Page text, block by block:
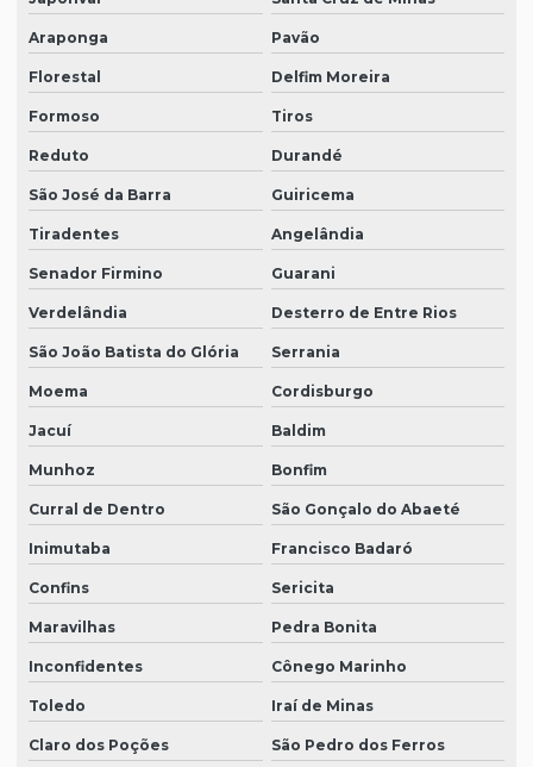
Araponga Pavão
Florestal Delfim Moreira
Formoso Tiros
Reduto Durandé
São José da Barra Guiricema
Tiradentes Angelândia
Senador Firmino Guarani
Verdelândia Desterro de Entre Rios
São João Batista do Glória Serrania
Moema Cordisburgo
Jacuí Baldim
Munhoz Bonfim
Curral de Dentro São Gonçalo do Abaeté
Inimutaba Francisco Badaró
Confins Sericita
Maravilhas Pedra Bonita
Inconfidentes Cônego Marinho
Toledo Iraí de Minas
Claro dos Poções São Pedro dos Ferros